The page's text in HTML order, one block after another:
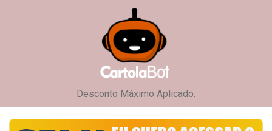
Desconto Máximo Aplicado.